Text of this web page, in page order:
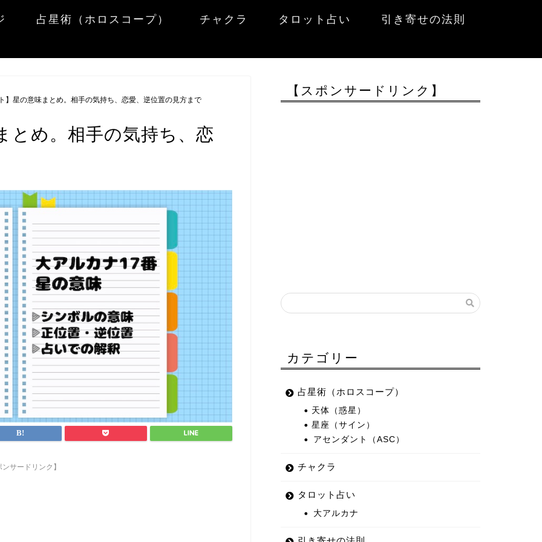
占星術（ホロスコープ） チャクラ タロット占い 引き寄せの法則
】星の意味まとめ。相手の気持ち、恋愛、逆位置の見方まで
とめ。相手の気持ち、恋
サードリンク】
【スポンサードリンク】
カテゴリー
占星術（ホロスコープ）
天体（惑星）
星座（サイン）
アセンダント（ASC）
チャクラ
タロット占い
大アルカナ